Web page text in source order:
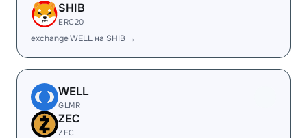
SHIB
ERC20
exchange WELL на SHIB →
WELL
GLMR
ZEC
ZEC